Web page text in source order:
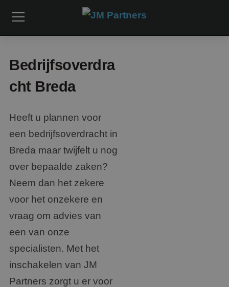
Bedrijfsoverdra
cht Breda
Heeft u plannen voor
een bedrijfsoverdracht in
Breda maar twijfelt u nog
over bepaalde zaken?
Neem dan het zekere
voor het onzekere en
vraag om advies van
een van onze
specialisten. Met het
inschakelen van JM
Partners zorgt u er voor